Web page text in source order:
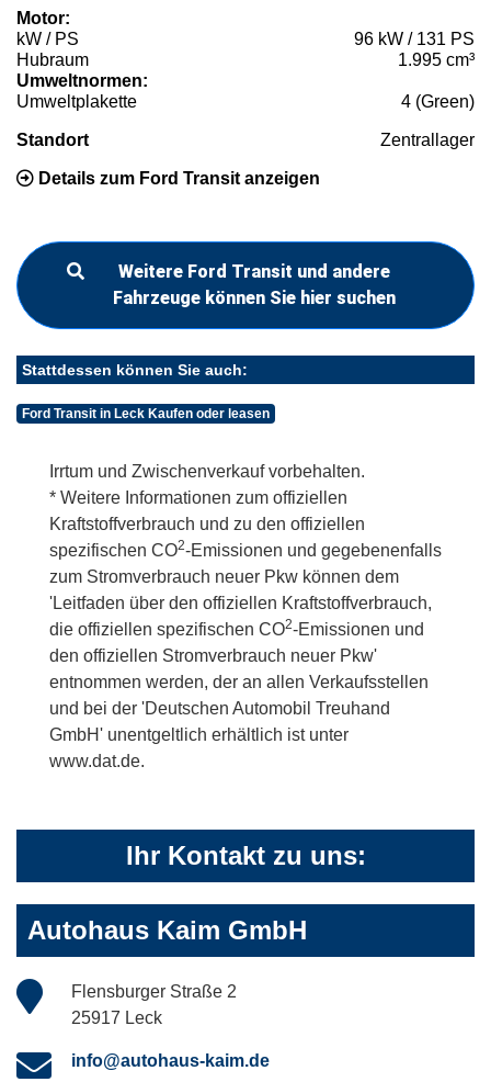
Motor:
kW / PS
96 kW / 131 PS
Hubraum
1.995 cm³
Umweltnormen:
Umweltplakette
4 (Green)
Standort Zentrallager
Details zum Ford Transit anzeigen
Weitere Ford Transit und andere
Fahrzeuge können Sie hier suchen
Stattdessen können Sie auch:
Ford Transit in Leck Kaufen oder leasen
Irrtum und Zwischenverkauf vorbehalten.
* Weitere Informationen zum offiziellen
Kraftstoffverbrauch und zu den offiziellen
spezifischen CO2-Emissionen und gegebenenfalls
zum Stromverbrauch neuer Pkw können dem
'Leitfaden über den offiziellen Kraftstoffverbrauch,
die offiziellen spezifischen CO2-Emissionen und
den offiziellen Stromverbrauch neuer Pkw'
entnommen werden, der an allen Verkaufsstellen
und bei der 'Deutschen Automobil Treuhand
GmbH' unentgeltlich erhältlich ist unter
www.dat.de.
Ihr Kontakt zu uns:
Autohaus Kaim GmbH
Flensburger Straße 2
25917 Leck
info@autohaus-kaim.de